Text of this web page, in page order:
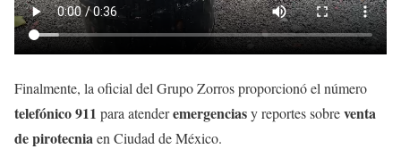
Finalmente, la oficial del Grupo Zorros proporcionó el número
telefónico 911 para atenderemergenciasy reportes sobreventa
de pirotecniaen Ciudad de México.